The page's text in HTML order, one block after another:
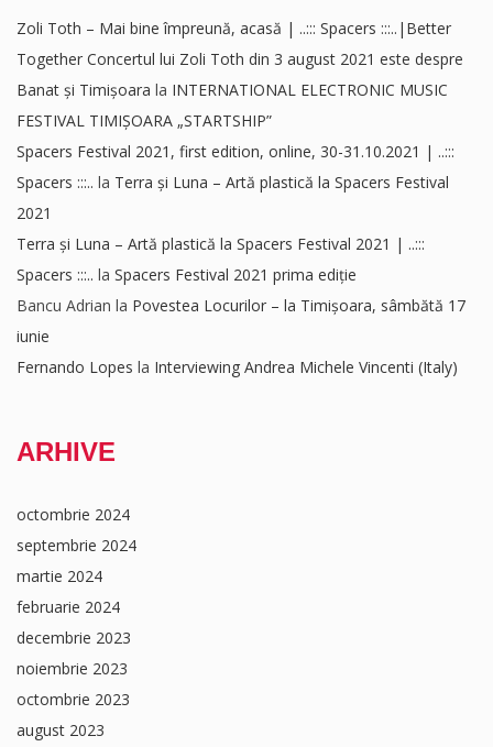
Zoli Toth – Mai bine împreună, acasă | ..::: Spacers :::..|Better
Together Concertul lui Zoli Toth din 3 august 2021 este despre
Banat și Timișoara la INTERNATIONAL ELECTRONIC MUSIC
FESTIVAL TIMIȘOARA „STARTSHIP”
Spacers Festival 2021, first edition, online, 30-31.10.2021 | ..:::
Spacers :::.. la Terra și Luna – Artă plastică la Spacers Festival
2021
Terra și Luna – Artă plastică la Spacers Festival 2021 | ..:::
Spacers :::.. la Spacers Festival 2021 prima ediție
Bancu Adrian la Povestea Locurilor – la Timișoara, sâmbătă 17
iunie
Fernando Lopes la Interviewing Andrea Michele Vincenti (Italy)
ARHIVE
octombrie 2024
septembrie 2024
martie 2024
februarie 2024
decembrie 2023
noiembrie 2023
octombrie 2023
august 2023